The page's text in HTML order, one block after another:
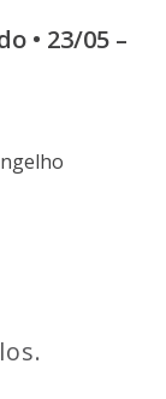
• 23/05 –